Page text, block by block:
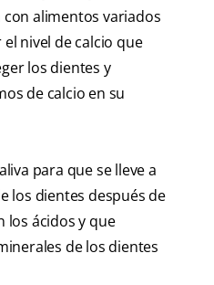
alimentos variados
nivel de calcio que
los dientes y
de calcio en su
para que se lleve a
los dientes después de
los ácidos y que
de los dientes